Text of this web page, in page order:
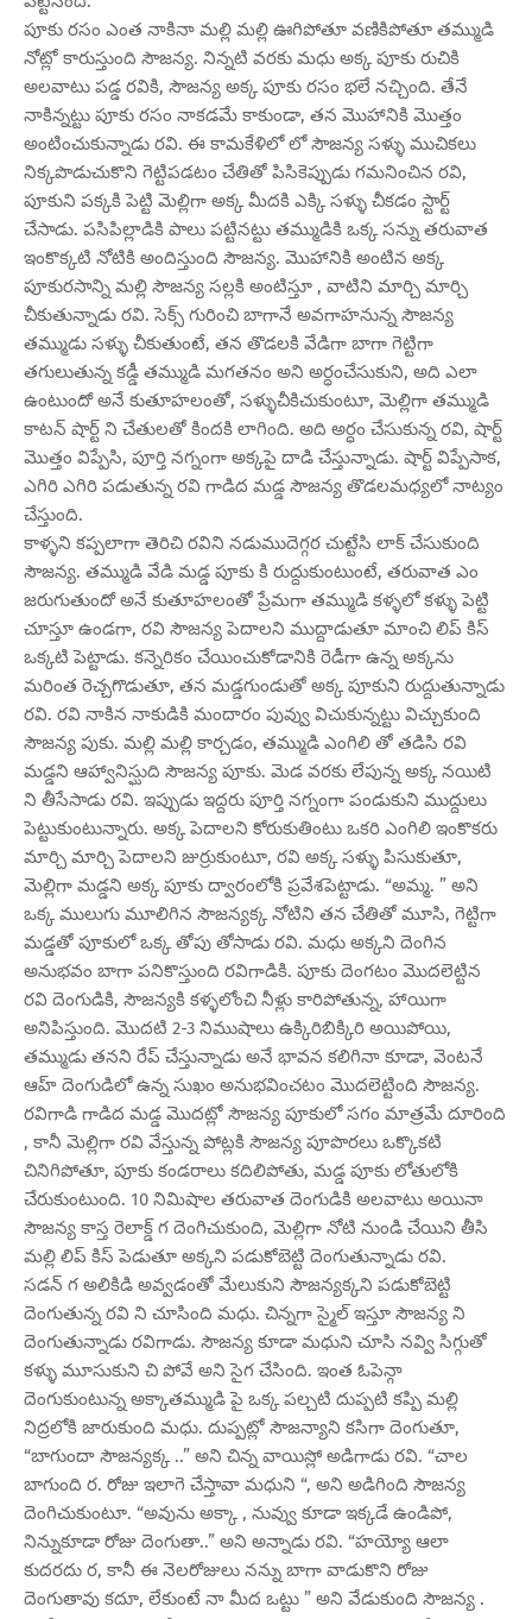
పూకు రసం ఎంత నాకినా మల్లి మల్లి ఊగిపోతూ వణికిపోతూ తమ్ముడి
నోట్లో కారుస్తుంది సౌజన్య. నిన్నటి వరకు మధు అక్క పూకు రుచికి
అలవాటు పడ్డ రవికి, సౌజన్య అక్క పూకు రసం భలే నచ్చింది. తేనే
నాకిన్నట్టు పూకు రసం నాకడమే కాకుండా, తన మొహానికి మొత్తం
అంటించుకున్నాడు రవి. ఈ కామకేళిలో లో సౌజన్య సళ్ళు ముచికలు
నిక్కపొడుచుకొని గెట్టిపడటం చేతితో పిసికెప్పుడు గమనించిన రవి,
పూకుని పక్కకి పెట్టి మెల్లిగా అక్క మీదకి ఎక్కి సళ్ళు చీకడం స్టార్ట్
చేసాడు. పసిపిల్లాడికి పాలు పట్టినట్టు తమ్ముడికి ఒక్క సన్ను తరువాత
ఇంకొక్కటి నోటికి అందిస్తుంది సౌజన్య. మొహానికి అంటిన అక్క
పూకురసాన్ని మల్లి సౌజన్య సల్లకి అంటిస్తూ , వాటిని మార్చి మార్చి
చీకుతున్నాడు రవి. సెక్స్ గురించి బాగానే అవగాహనున్న సౌజన్య
తమ్ముడు సళ్ళు చీకుతుంటే, తన తొడలకి వేడిగా బాగా గెట్టిగా
తగులుతున్న కడ్డీ తమ్ముడి మగతనం అని అర్ధంచేసుకుని, అది ఎలా
ఉంటుందో అనే కుతూహలంతో, సళ్ళుచీకిచుకుంటూ, మెల్లిగా తమ్ముడి
కాటన్ షార్ట్ ని చేతులతో కిందకి లాగింది. అది అర్ధం చేసుకున్న రవి, షార్ట్
మొత్తం విప్పేసి, పూర్తి నగ్నంగా అక్కపై దాడి చేస్తున్నాడు. షార్ట్ విప్పేసాక,
ఎగిరి ఎగిరి పడుతున్న రవి గాడిద మడ్డ సౌజన్య తొడలమధ్యలో నాట్యం
చేస్తుంది.
కాళ్ళని కప్పలాగా తెరిచి రవిని నడుముదెగ్గర చుట్టేసి లాక్ చేసుకుంది
సౌజన్య. తమ్ముడి వేడి మడ్డ పూకు కి రుద్దుకుంటుంటే, తరువాత ఎం
జరుగుతుందో అనే కుతూహలంతో ప్రేమగా తమ్ముడి కళ్ళలో కళ్ళు పెట్టి
చూస్తూ ఉండగా, రవి సౌజన్య పెదాలని ముద్దాడుతూ మాంచి లిప్ కిస్
ఒక్కటి పెట్టాడు. కన్నెరికం చేయించుకోడానికి రెడీగా ఉన్న అక్కను
మరింత రెచ్చగొడుతూ, తన మడ్డగుండుతో అక్క పూకుని రుద్దుతున్నాడు
రవి. రవి నాకిన నాకుడికి మందారం పువ్వు విచుకున్నట్టు విచ్చుకుంది
సౌజన్య పుకు. మల్లి మల్లి కార్చడం, తమ్ముడి ఎంగిలి తో తడిసి రవి
మడ్డని ఆహ్వానిస్ఘుది సౌజన్య పూకు. మెడ వరకు లేపున్న అక్క నయిటి
ని తీసేసాడు రవి. ఇప్పుడు ఇద్దరు పూర్తి నగ్నంగా పండుకుని ముద్దులు
పెట్టుకుంటున్నారు. అక్క పెదాలని కోరుకుతింటు ఒకరి ఎంగిలి ఇంకొకరు
మార్చి మార్చి పెదాలని జుర్రుకుంటూ, రవి అక్క సళ్ళు పిసుకుతూ,
మెల్లిగా మడ్డని అక్క పూకు ద్వారంలోకి ప్రవేశపెట్టాడు. “అమ్మ. ” అని
ఒక్క ములుగు మూలిగిన సౌజన్యక్క నోటిని తన చేతితో మూసి, గెట్టిగా
మడ్డతో పూకులో ఒక్క తోపు తోసాడు రవి. మధు అక్కని దెంగిన
అనుభవం బాగా పనికొస్తుంది రవిగాడికి. పూకు దెంగటం మొదలెట్టిన
రవి దెంగుడికి, సౌజన్యకి కళ్ళలోంచి నీళ్లు కారిపోతున్న, హాయిగా
అనిపిస్తుంది. మొదటి 2-3 నిముషాలు ఉక్కిరిబిక్కిరి అయిపోయి,
తమ్ముడు తనని రేప్ చేస్తున్నాడు అనే భావన కలిగినా కూడా, వెంటనే
ఆహ్ దెంగుడిలో ఉన్న సుఖం అనుభవించటం మొదలెట్టింది సౌజన్య.
రవిగాడి గాడిద మడ్డ మొదట్లో సౌజన్య పూకులో సగం మాత్రమే దూరింది
, కానీ మెల్లిగా రవి వేస్తున్న పోట్లకి సౌజన్య పూపొరలు ఒక్కొకటి
చినిగిపోతూ, పూకు కండరాలు కదిలిపోతు, మడ్డ పూకు లోతులోకి
చేరుకుంటుంది. 10 నిమిషాల తరువాత దెంగుడికి అలవాటు అయినా
సౌజన్య కాస్త రెలాక్డ్ గ దెంగిచుకుంది, మెల్లిగా నోటి నుండి చేయిని తీసి
మల్లి లిప్ కిస్ పెడుతూ అక్కని పడుకోబెట్టి దెంగుతున్నాడు రవి.
సడన్ గ అలికిడి అవ్వడంతో మేలుకుని సౌజన్యక్కని పడుకోబెట్టి
దెంగుతున్న రవి ని చూసింది మధు. చిన్నగా స్మైల్ ఇస్తూ సౌజన్య ని
దెంగుతున్నాడు రవిగాడు. సౌజన్య కూడా మధుని చూసి నవ్వి సిగ్గుతో
కళ్ళు మూసుకుని చి పోవే అని సైగ చేసింది. ఇంత ఓపెన్గా
దెంగుకుంటున్న అక్కాతమ్ముడి పై ఒక్క పల్చటి దుప్పటి కప్పి మల్లి
నిద్రలోకి జారుకుంది మధు. దుప్పట్లో సౌజన్యాని కసిగా దెంగుతూ,
“బాగుందా సౌజన్యక్క ..” అని చిన్న వాయిస్లో అడిగాడు రవి. “చాల
బాగుంది ర. రోజు ఇలాగె చేస్తావా మధుని “, అని అడిగింది సౌజన్య
దెంగిచుకుంటూ. “అవును అక్కా , నువ్వు కూడా ఇక్కడే ఉండిపో,
నిన్నుకూడా రోజు దెంగుతా..” అని అన్నాడు రవి. “హయ్యో ఆలా
కుదరదు ర, కానీ ఈ నెలరోజులు నన్ను బాగా వాడుకొని రోజు
దెంగుతావు కదూ, లేకుంటే నా మీద ఒట్టు ” అని వేడుకుంది సౌజన్య .